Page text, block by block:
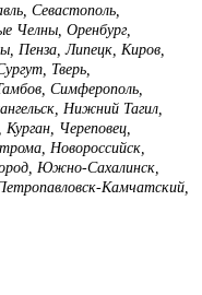
Севастополь,
Челны, Оренбург,
Пенза, Липецк, Киров,
Тверь,
Симферополь,
Нижний Тагил,
Череповец,
Новороссийск,
Южно-Сахалинск,
Камчатский,